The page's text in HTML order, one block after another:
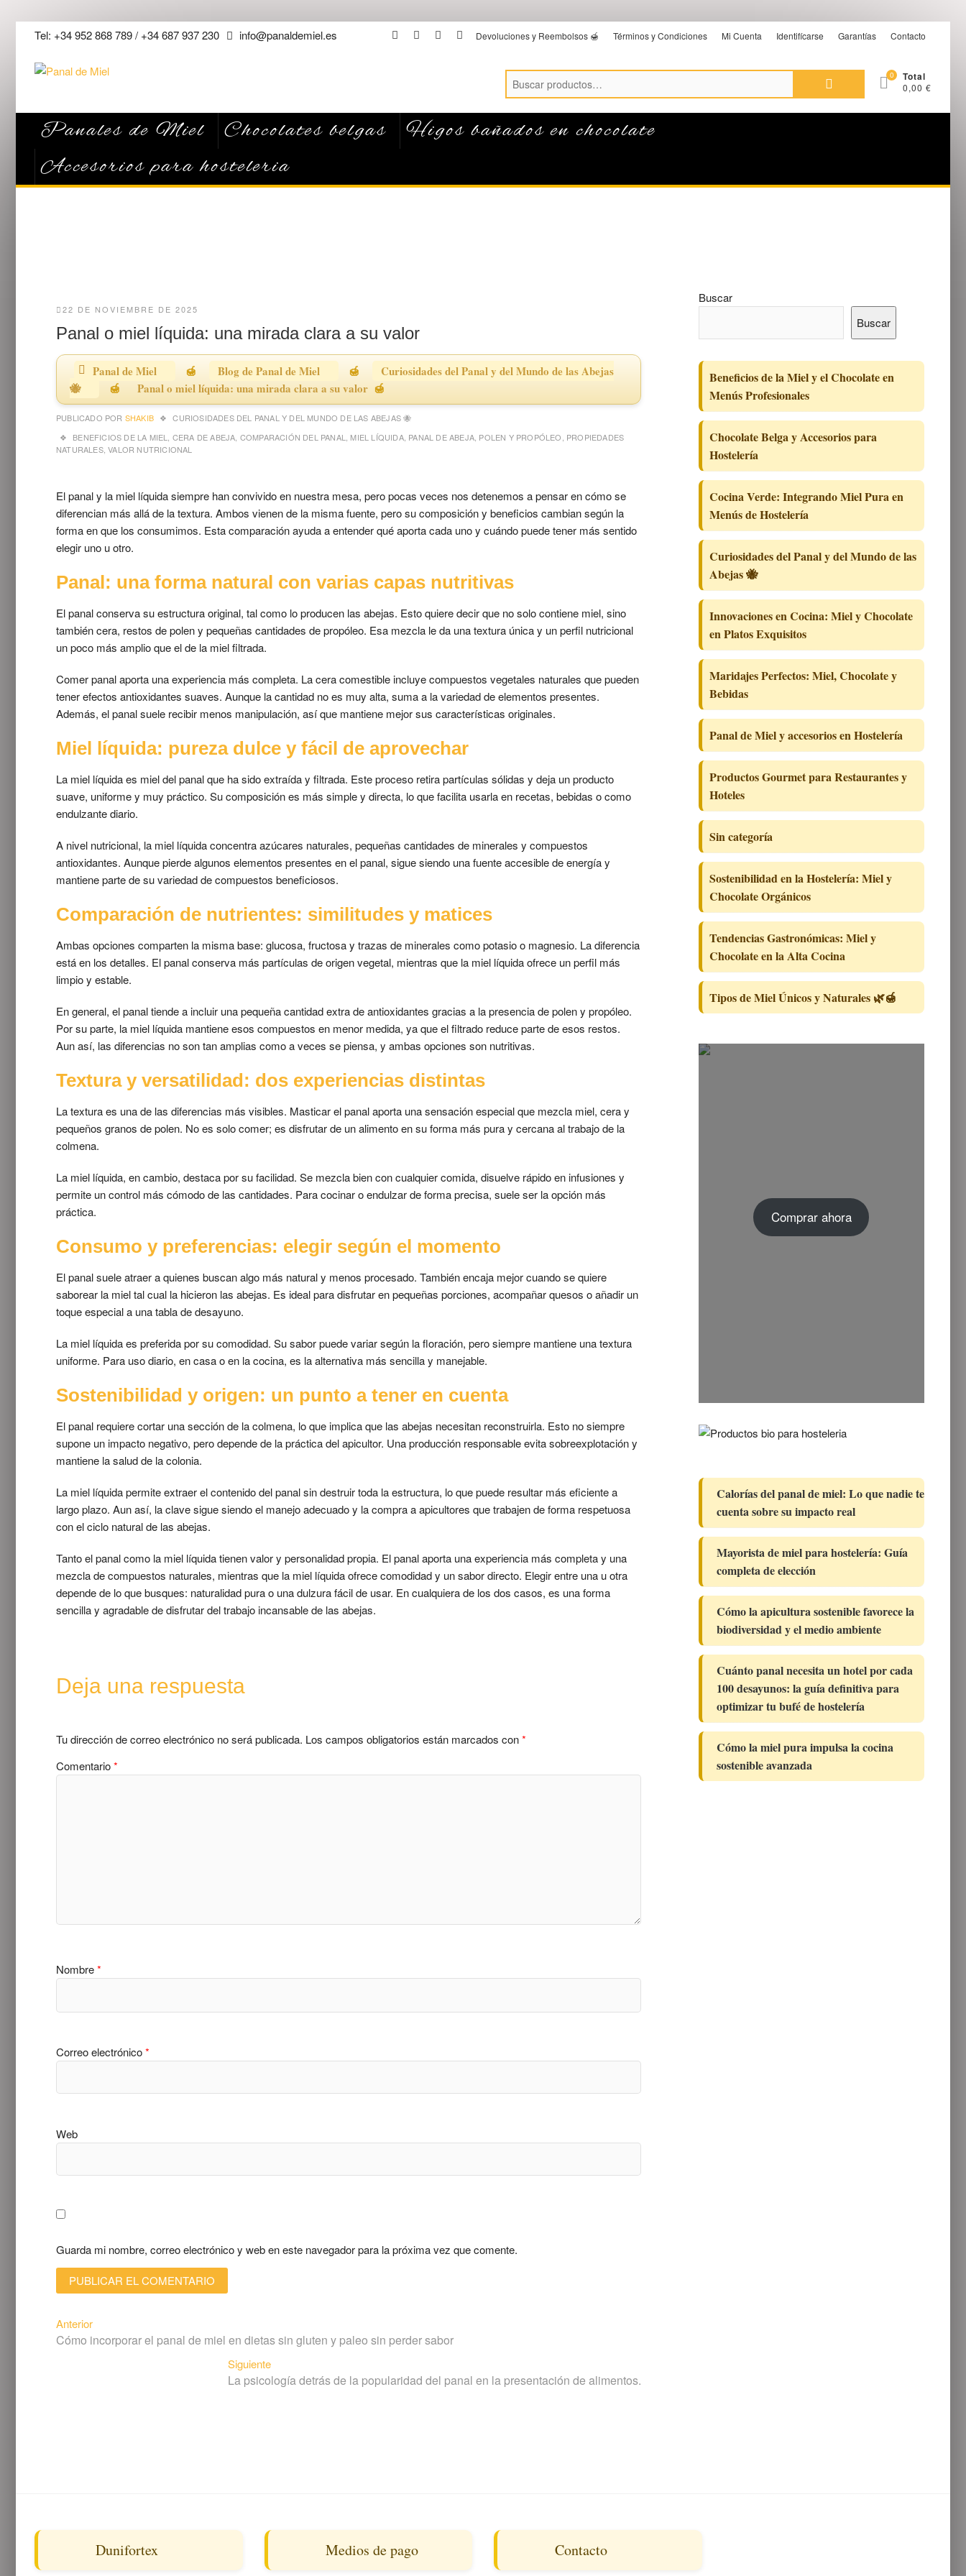
Saltar
contenido
Tel: +34 952 868 789 / +34 687 937 230 info@panaldemiel.es facebook
twitterinstagram
linkedin
Devoluciones y Reembolsos 🍯 Términos y Condiciones Mi Cuenta Identifícarse Garantías Contacto
Buscar
0 Total
0,00 €
Panales de Miel Chocolates belgas
Higos bañados en chocolate
Accesorios para hosteleria
22 DE NOVIEMBRE DE 2025
Panal o miel líquida: una mirada clara a su valor
Panal de Miel Blog de Panal de Miel
Curiosidades del Panal y del Mundo de las Abejas
🐝
Panal o miel líquida: una mirada clara a su valor
PUBLICADO POR SHAKIB
CURIOSIDADES DEL PANAL Y DEL MUNDO DE LAS ABEJAS 🐝
BENEFICIOS DE LA MIEL
CERA DE ABEJA COMPARACIÓN DEL PANAL MIEL LÍQUIDA, PANAL DE ABEJA POLEN Y PROPÓLEO PROPIEDADES
NATURALES,VALOR NUTRICIONAL
El panal y la miel líquida siempre han convivido en nuestra mesa, pero pocas veces nos detenemos a pensar en cómo se
diferencian más allá de la textura. Ambos vienen de la misma fuente, pero su composición y beneficios cambian según la
forma en que los consumimos. Esta comparación ayuda a entender qué aporta cada uno y cuándo puede tener más sentido
elegir uno u otro.
Panal: una forma natural con varias capas nutritivas
El panal conserva su estructura original, tal como lo producen las abejas. Esto quiere decir que no solo contiene miel, sino
también cera, restos de polen y pequeñas cantidades de propóleo. Esa mezcla le da una textura única y un perfil nutricional
un poco más amplio que el de la miel filtrada.
Comer panal aporta una experiencia más completa. La cera comestible incluye compuestos vegetales naturales que pueden
tener efectos antioxidantes suaves. Aunque la cantidad no es muy alta, suma a la variedad de elementos presentes.
Además, el panal suele recibir menos manipulación, así que mantiene mejor sus características originales.
Miel líquida: pureza dulce y fácil de aprovechar
La miel líquida es miel del panal que ha sido extraída y filtrada. Este proceso retira partículas sólidas y deja un producto
suave, uniforme y muy práctico. Su composición es más simple y directa, lo que facilita usarla en recetas, bebidas o como
endulzante diario.
A nivel nutricional, la miel líquida concentra azúcares naturales, pequeñas cantidades de minerales y compuestos
antioxidantes. Aunque pierde algunos elementos presentes en el panal, sigue siendo una fuente accesible de energía y
mantiene parte de su variedad de compuestos beneficiosos.
Comparación de nutrientes: similitudes y matices
Ambas opciones comparten la misma base: glucosa, fructosa y trazas de minerales como potasio o magnesio. La diferencia
está en los detalles. El panal conserva más partículas de origen vegetal, mientras que la miel líquida ofrece un perfil más
limpio y estable.
En general, el panal tiende a incluir una pequeña cantidad extra de antioxidantes gracias a la presencia de polen y propóleo.
Por su parte, la miel líquida mantiene esos compuestos en menor medida, ya que el filtrado reduce parte de esos restos.
Aun así, las diferencias no son tan amplias como a veces se piensa, y ambas opciones son nutritivas.
Textura y versatilidad: dos experiencias distintas
La textura es una de las diferencias más visibles. Masticar el panal aporta una sensación especial que mezcla miel, cera y
pequeños granos de polen. No es solo comer; es disfrutar de un alimento en su forma más pura y cercana al trabajo de la
colmena.
La miel líquida, en cambio, destaca por su facilidad. Se mezcla bien con cualquier comida, disuelve rápido en infusiones y
permite un control más cómodo de las cantidades. Para cocinar o endulzar de forma precisa, suele ser la opción más
práctica.
Consumo y preferencias: elegir según el momento
El panal suele atraer a quienes buscan algo más natural y menos procesado. También encaja mejor cuando se quiere
saborear la miel tal cual la hicieron las abejas. Es ideal para disfrutar en pequeñas porciones, acompañar quesos o añadir un
toque especial a una tabla de desayuno.
La miel líquida es preferida por su comodidad. Su sabor puede variar según la floración, pero siempre mantiene una textura
uniforme. Para uso diario, en casa o en la cocina, es la alternativa más sencilla y manejable.
Sostenibilidad y origen: un punto a tener en cuenta
El panal requiere cortar una sección de la colmena, lo que implica que las abejas necesitan reconstruirla. Esto no siempre
supone un impacto negativo, pero depende de la práctica del apicultor. Una producción responsable evita sobreexplotación y
mantiene la salud de la colonia.
La miel líquida permite extraer el contenido del panal sin destruir toda la estructura, lo que puede resultar más eficiente a
largo plazo. Aun así, la clave sigue siendo el manejo adecuado y la compra a apicultores que trabajen de forma respetuosa
con el ciclo natural de las abejas.
Tanto el panal como la miel líquida tienen valor y personalidad propia. El panal aporta una experiencia más completa y una
mezcla de compuestos naturales, mientras que la miel líquida ofrece comodidad y un sabor directo. Elegir entre una u otra
depende de lo que busques: naturalidad pura o una dulzura fácil de usar. En cualquiera de los dos casos, es una forma
sencilla y agradable de disfrutar del trabajo incansable de las abejas.
Deja una respuesta
Tu dirección de correo electrónico no será publicada. Los campos obligatorios están marcados con*
Comentario*
Nombre*
Correo electrónico*
Web
Guarda mi nombre, correo electrónico y web en este navegador para la próxima vez que comente.
Navegación
de
AnteriorEntrada
anterior:
Cómo incorporar el panal de miel en dietas sin gluten y paleo sin perder sabor
SiguienteSiguiente
entrada:
La psicología detrás de la popularidad del panal en la presentación de alimentos.
Buscar
Buscar
Beneficios de la Miel y el Chocolate en
Menús Profesionales
Chocolate Belga y Accesorios para
Hostelería
Cocina Verde: Integrando Miel Pura en
Menús de Hostelería
Curiosidades del Panal y del Mundo de las
Abejas 🐝
Innovaciones en Cocina: Miel y Chocolate
en Platos Exquisitos
Maridajes Perfectos: Miel, Chocolate y
Bebidas
Panal de Miel y accesorios en Hostelería
Productos Gourmet para Restaurantes y
Hoteles
Sin categoría
Sostenibilidad en la Hostelería: Miel y
Chocolate Orgánicos
Tendencias Gastronómicas: Miel y
Chocolate en la Alta Cocina
Tipos de Miel Únicos y Naturales 🌿🍯
Comprar ahora
Calorías del panal de miel: Lo que nadie te
cuenta sobre su impacto real
Mayorista de miel para hostelería: Guía
completa de elección
Cómo la apicultura sostenible favorece la
biodiversidad y el medio ambiente
Cuánto panal necesita un hotel por cada
100 desayunos: la guía definitiva para
optimizar tu bufé de hostelería
Cómo la miel pura impulsa la cocina
sostenible avanzada
Dunifortex Medios de pago Contacto